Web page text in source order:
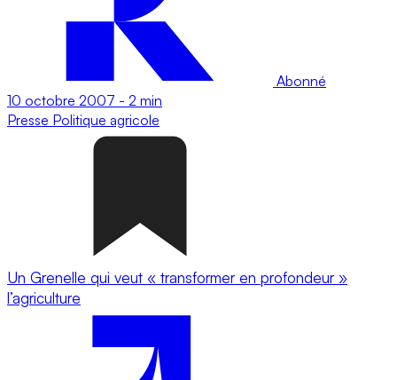
Abonné
10 octobre 2007 - 2 min
Presse Politique agricole
Un Grenelle qui veut « transformer en profondeur »
l’agriculture